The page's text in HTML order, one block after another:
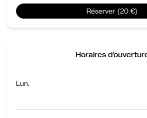
Réserver (20 €)
Horaires
Lun.